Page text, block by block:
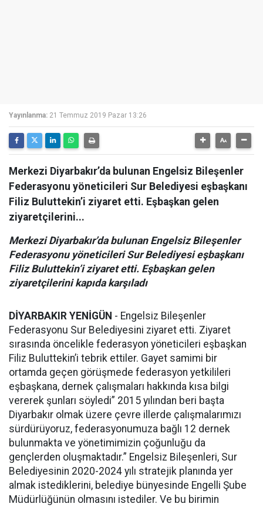
Yayınlanma: 21 Temmuz 2019 Pazar 13:26
Merkezi Diyarbakır’da bulunan Engelsiz Bileşenler
Federasyonu yöneticileri Sur Belediyesi eşbaşkanı
Filiz Buluttekin’i ziyaret etti. Eşbaşkan gelen
ziyaretçilerini...
Merkezi Diyarbakır’da bulunan Engelsiz Bileşenler
Federasyonu yöneticileri Sur Belediyesi eşbaşkanı
Filiz Buluttekin’i ziyaret etti. Eşbaşkan gelen
ziyaretçilerini kapıda karşıladı
DİYARBAKIR YENİGÜN - Engelsiz Bileşenler
Federasyonu Sur Belediyesini ziyaret etti. Ziyaret
sırasında öncelikle federasyon yöneticileri eşbaşkan
Filiz Buluttekin’i tebrik ettiler. Gayet samimi bir
ortamda geçen görüşmede federasyon yetkilileri
eşbaşkana, dernek çalışmaları hakkında kısa bilgi
vererek şunları söyledi” 2015 yılından beri başta
Diyarbakır olmak üzere çevre illerde çalışmalarımızı
sürdürüyoruz, federasyonumuza bağlı 12 dernek
bulunmakta ve yönetimimizin çoğunluğu da
gençlerden oluşmaktadır.” Engelsiz Bileşenleri, Sur
Belediyesinin 2020-2024 yılı stratejik planında yer
almak istediklerini, belediye bünyesinde Engelli Şube
Müdürlüğünün olmasını istediler. Ve bu birimin